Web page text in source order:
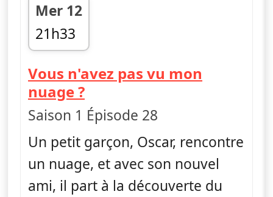
Mer 12
21h33
fin 21h44
Vous n'avez pas vu mon
nuage ?— Ella, Oscar & Hoo
Saison 1 Épisode 28
Un petit garçon, Oscar, rencontre
un nuage, et avec son nouvel
ami, il part à la découverte du